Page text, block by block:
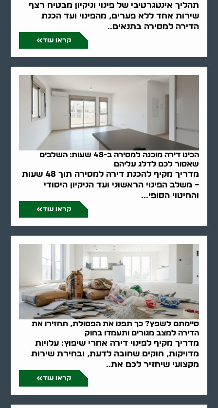
תהליך אינטגרטיבי של פינוי וניקיון מבטיח רצף
שירות אחד ללא פערים, מהפינוי ועד הכנת
הדירה למסירה בתנאים..
קראו עוד
הכינו דירה מוכנה למסירה ב-48 שעות: השלבים
שאסור לכם לדלג עליהם
מדריך מקיף להכנת דירה למסירה תוך 48 שעות
– משלב הפינוי הראשוני ועד הניקיון היסודי
והחיטוי הסופי...
קראו עוד
סיימתם לשפץ? כך תפנו את הפסולת, תחזירו את
הדירה למצב מגורים ותעמדו בחוק
מדריך מקיף לפינוי דירה אחרי שיפוץ: עלויות
מדויקות, חוקים שחובה לדעת, ובחירת שירות
מקצועי שיחזיר לכם את..
קראו עוד